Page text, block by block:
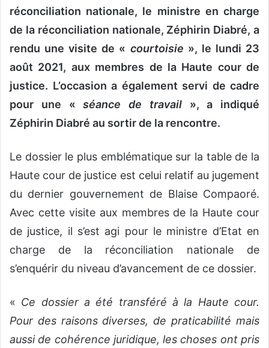
e
l
réconciliation nationale, le ministre en charge
de la réconciliation nationale, Zéphirin Diabré, a
rendu une visite de « courtoisie », le lundi 23
août 2021, aux membres de la Haute cour de
justice. L’occasion a également servi de cadre
pour une «séance de travail», a indiqué
Zéphirin Diabré au sortir de la rencontre.
Le dossier le plus emblématique sur la table de la
Haute cour de justice est celui relatif au jugement
du dernier gouvernement de Blaise Compaoré.
Avec cette visite aux membres de la Haute cour
de justice, il s’est agi pour le ministre d’Etat en
charge de la réconciliation nationale de
s’enquérir du niveau d’avancement de ce dossier.
« Ce dossier a été transféré à la Haute cour.
Pour des raisons diverses, de praticabilité mais
aussi de cohérence juridique, les choses ont pris